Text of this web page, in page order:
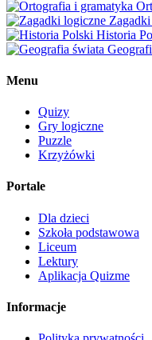
Historia
Menu
Quizy
Gry logiczne
Puzzle
Krzyżówki
Portale
Dla dzieci
Szkoła podstawowa
Liceum
Lektury
Aplikacja Quizme
Informacje